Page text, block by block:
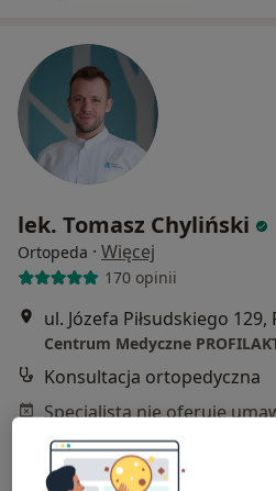
lek. Tomasz Chyliński
Ortopeda · Więcej
170 opinii
ul. Józefa Piłsudskiego 129,
Centrum Medyczne
Konsultacja ortopedyczna
Poproś o wizytę